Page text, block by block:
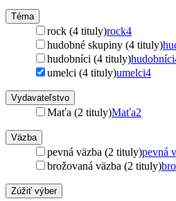
Téma
rock (4 tituly)rock4
hudobné skupiny (4 tituly)
hudobníci (4 tituly)hudobníci
umelci (4 tituly)umelci4
Vydavateľstvo
Maťa (2 tituly)Maťa2
Väzba
pevná väzba (2 tituly)pevná
brožovaná väzba (2 tituly)
Zúžiť výber